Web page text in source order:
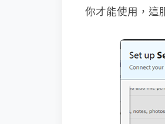
你才能使用，這